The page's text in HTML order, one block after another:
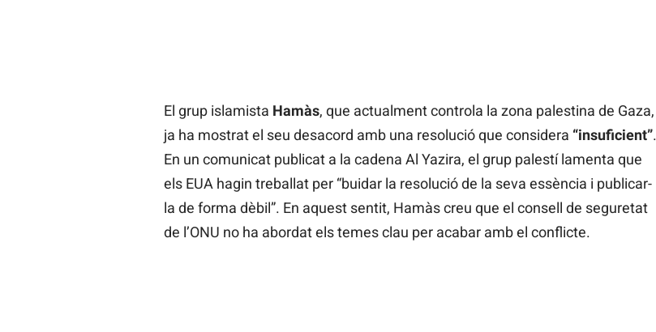
El grup islamista Hamàs, que actualment controla la zona palestina de Gaza,
ja ha mostrat el seu desacord amb una resolució que considera “insuficient”.
En un comunicat publicat a la cadena Al Yazira, el grup palestí lamenta que
els EUA hagin treballat per “buidar la resolució de la seva essència i publicar-
la de forma dèbil”. En aquest sentit, Hamàs creu que el consell de seguretat
de l’ONU no ha abordat els temes clau per acabar amb el conflicte.